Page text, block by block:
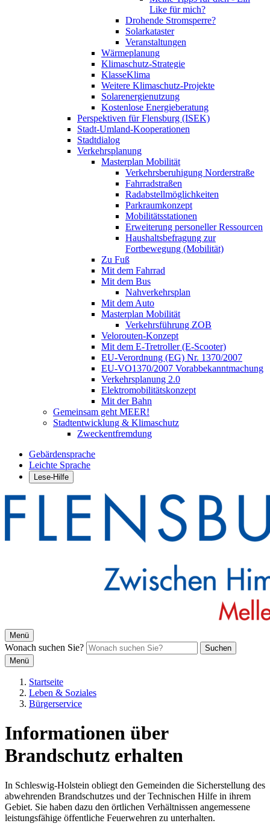
Like für mich?
Drohende Stromsperre?
Solarkataster
Veranstaltungen
Wärmeplanung
Klimaschutz-Strategie
KlasseKlima
Weitere Klimaschutz-Projekte
Solarenergienutzung
Kostenlose Energieberatung
Perspektiven für Flensburg (ISEK)
Stadt-Umland-Kooperationen
Stadtdialog
Verkehrsplanung
Masterplan Mobilität
Verkehrsberuhigung Norderstraße
Fahrradstraßen
Radabstellmöglichkeiten
Parkraumkonzept
Mobilitätsstationen
Erweiterung personeller Ressourcen
Haushaltsbefragung zur
Fortbewegung (Mobilität)
Zu Fuß
Mit dem Fahrrad
Mit dem Bus
Nahverkehrsplan
Mit dem Auto
Masterplan Mobilität
Verkehrsführung ZOB
Velorouten-Konzept
Mit dem E-Tretroller (E-Scooter)
EU-Verordnung (EG) Nr. 1370/2007
EU-VO1370/2007 Vorabbekanntmachung
Verkehrsplanung 2.0
Elektromobilitätskonzept
Mit der Bahn
Gemeinsam geht MEER!
Stadtentwicklung & Klimaschutz
Zweckentfremdung
Gebärdensprache
Leichte Sprache
Lese-Hilfe
Menü
Wonach suchen Sie?
Suchen
Menü
Startseite
Leben & Soziales
Bürgerservice
Informationen über
Brandschutz erhalten
In Schleswig-Holstein obliegt den Gemeinden die Sicherstellung des
abwehrenden Brandschutzes und der Technischen Hilfe in ihrem
Gebiet. Sie haben dazu den örtlichen Verhältnissen angemessene
leistungsfähige öffentliche Feuerwehren zu unterhalten.